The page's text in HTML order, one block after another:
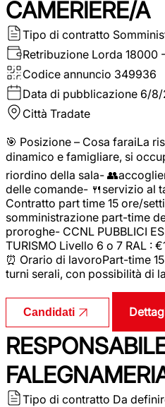
CAMERIERE/A
Tipo di contratto
Retribuzione Lorda 18000
Codice annuncio 349936
Data di pubblicazione 6/8/
Città Tradate
🎯 Posizione – Cosa faraiLa
dinamico e famigliare, si
riordino della sala-
delle comande- 🍴servizio al
Contratto part time 15 ore/
somministrazione part-time
proroghe- CCNL PUBBLICI
TURISMO Livello 6 o 7 RAL :
⏰ Orario di lavoroPart-time
turni serali, con possibilità di
Candidati
Tipo di contratto Da